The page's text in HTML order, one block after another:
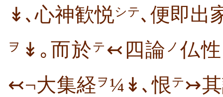
↡､心神歓悦シテ､便即出
ヲ ↡｡而於テ ↢四論 ノ 仏性
↢¬大集経ヲ¼↡､恨テ↣